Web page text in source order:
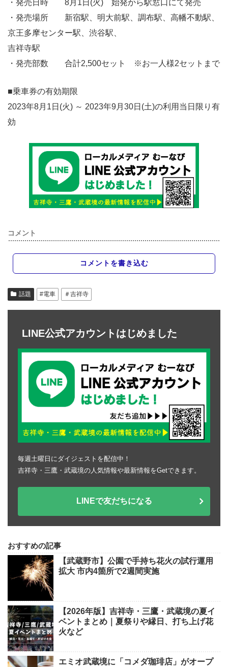
・発売日時 8月1日(火) 始発から駅窓口にて発売
・発売場所 新宿駅、明大前駅、調布駅、高幡不動駅、
京王多摩センター駅、渋谷駅、
吉祥寺駅
・発売部数 合計2,500セット ※お一人様2セットまで
■乗車券の有効期限
2023年8月1日(火) ～ 2023年9月30日(土)の利用当日限り有
効
コメント
コメントを書き込む
話題 #電車 ＃吉祥寺
LINE公式アカウントはじめました
毎週土曜日にダイジェストを配信中！
吉祥寺・三鷹・武蔵境の人気情報や最新情報をGetできます。
LINEで友だちになる
おすすめの記事
【武蔵野市】公園で手持ち花火の試行運用
拡大 市内4箇所で2週間実施
【2026年版】吉祥寺・三鷹・武蔵境の夏イ
ベントまとめ｜夏祭りや縁日、打ち上げ花
火など
エミオ武蔵境に「コメダ珈琲店」がオープ